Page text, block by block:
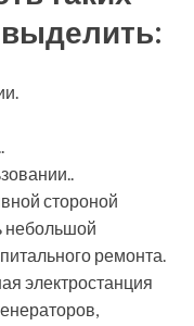
стороной
небольшой
ремонта.
электростанция